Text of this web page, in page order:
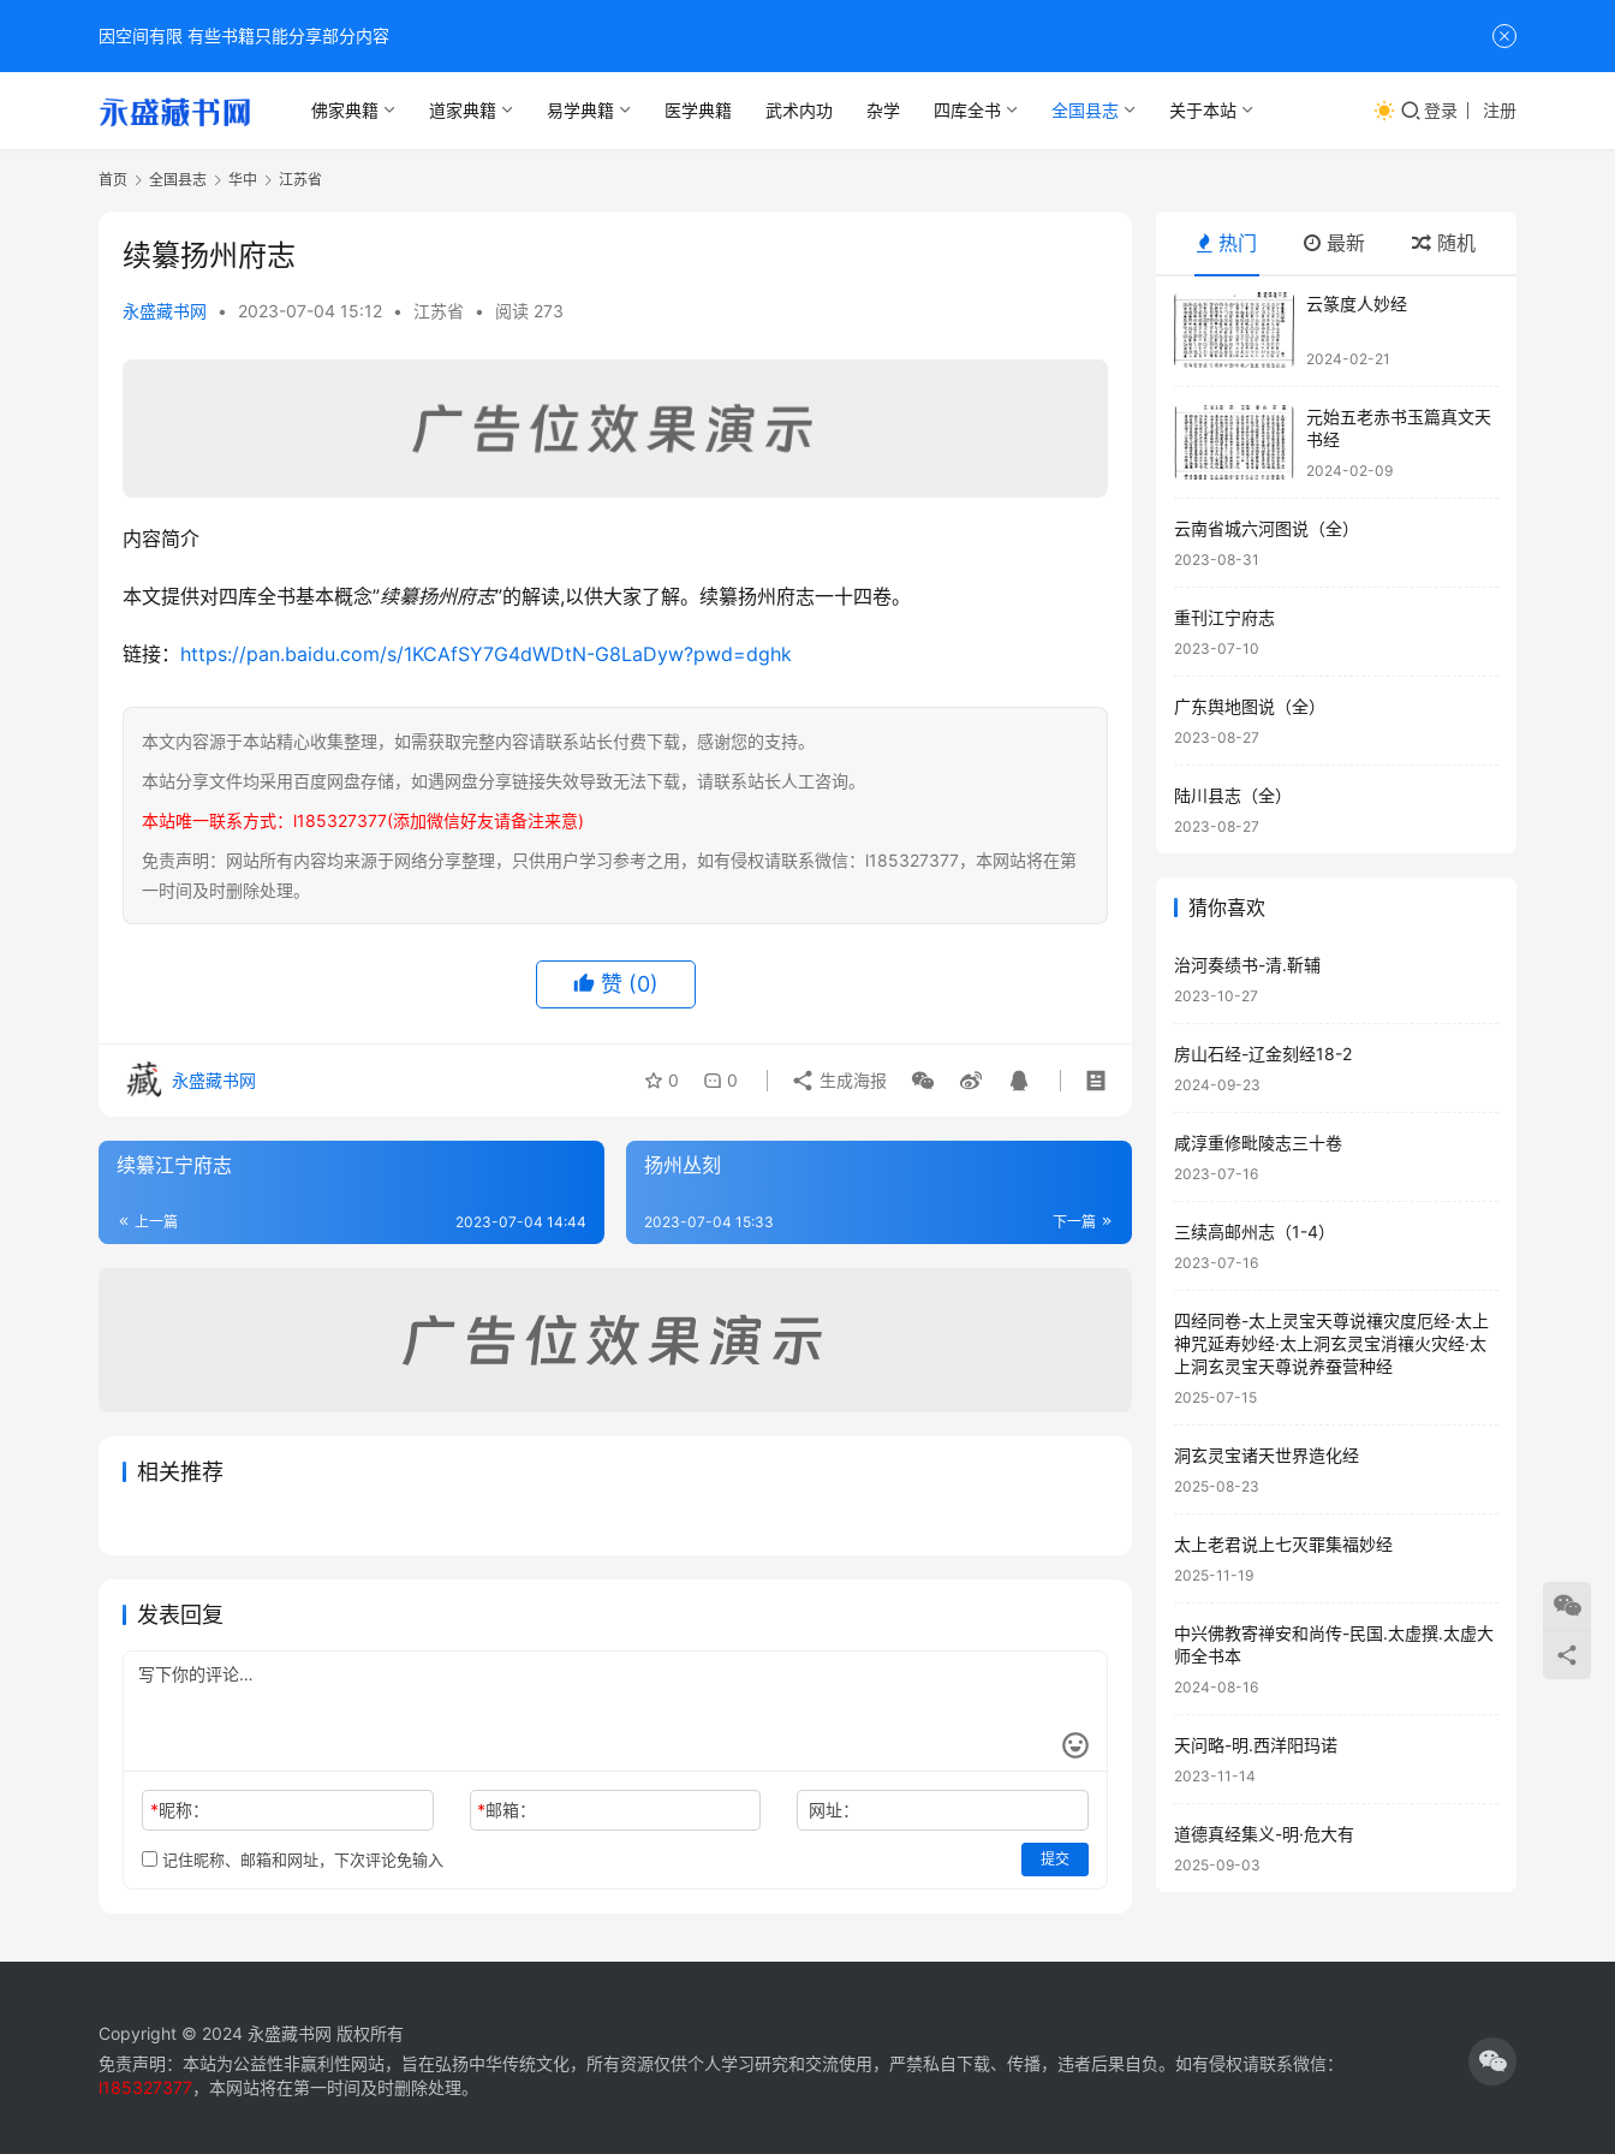
佛家典籍 道家典籍 易学典籍 医学典籍 武术内功 杂学 四库全书 全国县志 关于本站 登录 注册
首页 全国县志 华中 江苏省
续纂扬州府志
永盛藏书网 • 2023-07-04 15:12 • 江苏省 • 阅读 273
内容简介
本文提供对四库全书基本概念”续纂扬州府志”的解读,以供大家了解。续纂扬州府志一十四卷。
链接： https://pan.baidu.com/s/1KCAfSY7G4dWDtN-G8LaDyw?pwd=dghk
本文内容源于本站精心收集整理，如需获取完整内容请联系站长付费下载，感谢您的支持。
本站分享文件均采用百度网盘存储，如遇网盘分享链接失效导致无法下载，请联系站长人工咨询。
本站唯一联系方式：l185327377(添加微信好友请备注来意)
免责声明：网站所有内容均来源于网络分享整理，只供用户学习参考之用，如有侵权请联系微信：l185327377，本网站将在第
一时间及时删除处理。
赞 (0)
永盛藏书网 0 0 生成海报
续纂江宁府志
上一篇 2023-07-04 14:44
扬州丛刻
下一篇
2023-07-04 15:33
相关推荐
发表回复
*昵称： *邮箱： 网址：
记住昵称、邮箱和网址，下次评论免输入 提交
热门 最新 随机
云篆度人妙经
2024-02-21
元始五老赤书玉篇真文天
书经
2024-02-09
云南省城六河图说（全）
2023-08-31
重刊江宁府志
2023-07-10
广东舆地图说（全）
2023-08-27
陆川县志（全）
2023-08-27
猜你喜欢
治河奏绩书-清.靳辅
2023-10-27
房山石经-辽金刻经18-2
2024-09-23
咸淳重修毗陵志三十卷
2023-07-16
三续高邮州志（1-4）
2023-07-16
四经同卷-太上灵宝天尊说禳灾度厄经·太上
神咒延寿妙经·太上洞玄灵宝消禳火灾经·太
上洞玄灵宝天尊说养蚕营种经
2025-07-15
洞玄灵宝诸天世界造化经
2025-08-23
太上老君说上七灭罪集福妙经
2025-11-19
中兴佛教寄禅安和尚传-民国.太虚撰.太虚大
师全书本
2024-08-16
天问略-明.西洋阳玛诺
2023-11-14
道德真经集义-明·危大有
2025-09-03
Copyright © 2024 永盛藏书网 版权所有
免责声明：本站为公益性非赢利性网站，旨在弘扬中华传统文化，所有资源仅供个人学习研究和交流使用，严禁私自下载、传播，违者后果自负。如有侵权请联系微信：
l185327377，本网站将在第一时间及时删除处理。
因空间有限 有些书籍只能分享部分内容